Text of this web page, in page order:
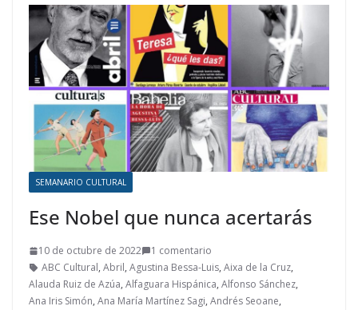
SEMANARIO CULTURAL
Ese Nobel que nunca acertarás
10 de octubre de 2022
1 comentario
ABC Cultural, Abril, Agustina Bessa-Luis, Aixa de la Cruz,
Alauda Ruiz de Azúa, Alfaguara Hispánica, Alfonso Sánchez,
Ana Iris Simón, Ana María Martínez Sagi, Andrés Seoane,